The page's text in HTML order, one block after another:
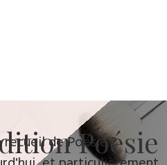
​Poésie
de Poésie ?